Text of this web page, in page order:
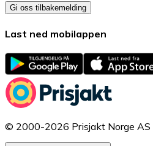
Gi oss tilbakemelding
Last ned mobilappen
© 2000-2026 Prisjakt Norge AS